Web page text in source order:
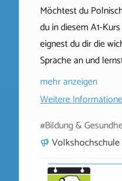
Möchtest du
du in diesem A1-
eignest du dir die
Sprache an und
mehr anzeigen
Weitere
#Bildung &
Volkshochschule